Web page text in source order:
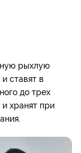
рыхлую
ставят в
до трех
хранят при